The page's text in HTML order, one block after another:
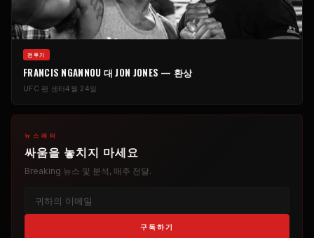
전투기
FRANCIS NGANNOU 대 JON JONES — 환상
UFC 팬 센터4월 24일
뉴스레터
싸움을 놓치지 마세요
Breaking 뉴스 및 분석, 매주 전달.
구독하기